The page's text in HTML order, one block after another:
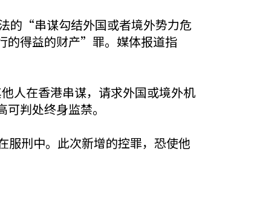
的“串谋勾结外国或者境外势力危
的得益的财产”罪。媒体报道指
人在香港串谋，请求外国或境外机
判处终身监禁。
刑中。此次新增的控罪，恐使他